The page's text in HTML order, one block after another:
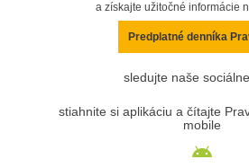
a získajte užitočné informácie
Predplatné denníka
sledujte naše
stiahnite si aplikáciu a čítajte
mobile